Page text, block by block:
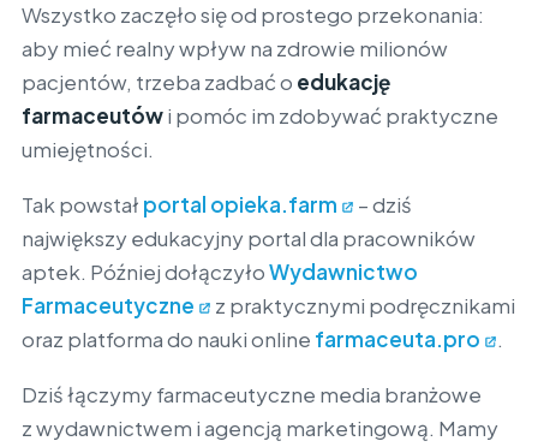
Wszystko zaczęło się od prostego przekonania:
aby mieć realny wpływ na zdrowie milionów
pacjentów, trzeba zadbać o edukację
farmaceutówi pomóc im zdobywać praktyczne
umiejętności.
Tak powstał portal opieka.farm
– dziś
największy edukacyjny portal dla pracowników
aptek. Później dołączyłoWydawnictwo
Farmaceutyczne
z praktycznymi podręcznikami
oraz platforma do nauki online farmaceuta.pro .
Dziś łączymy farmaceutyczne media branżowe
z wydawnictwem i agencją marketingową. Mamy